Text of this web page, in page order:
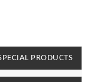
PRODUCTS